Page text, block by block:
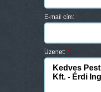
E-mail cím: *
Üzenet: *